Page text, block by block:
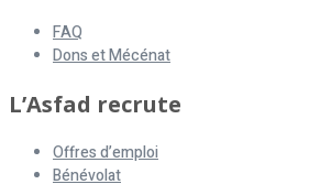
FAQ
Dons et Mécénat
L’Asfad recrute
Offres d’emploi
Bénévolat